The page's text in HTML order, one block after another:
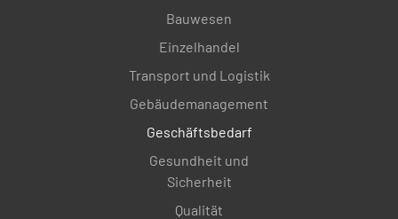
Bauwesen
Einzelhandel
Transport und Logistik
Gebäudemanagement
Geschäftsbedarf
Gesundheit und
Sicherheit
Qualität